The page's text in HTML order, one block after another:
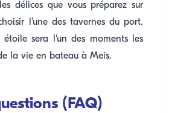
délices que vous préparez sur
l'une des tavernes du port.
sera l'un des moments les
la vie en bateau à Meis.
(FAQ)